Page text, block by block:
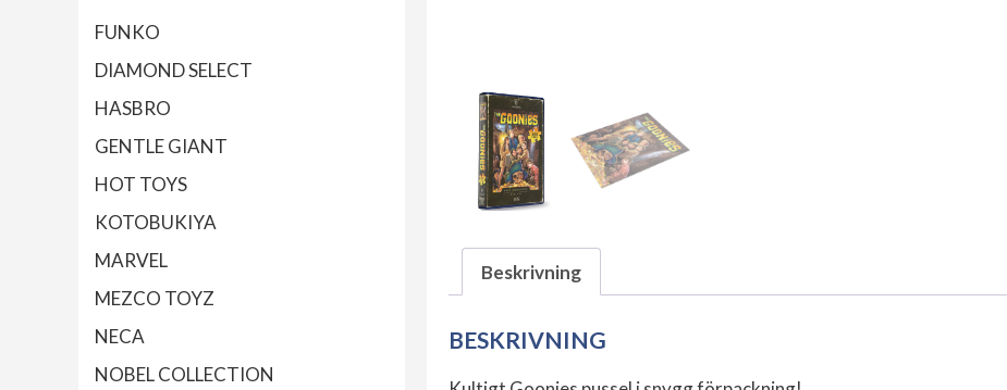
Beskrivning
BESKRIVNING
FUNKO
DIAMOND SELECT
HASBRO
GENTLE GIANT
HOT TOYS
KOTOBUKIYA
MARVEL
MEZCO TOYZ
NECA
NOBEL COLLECTION